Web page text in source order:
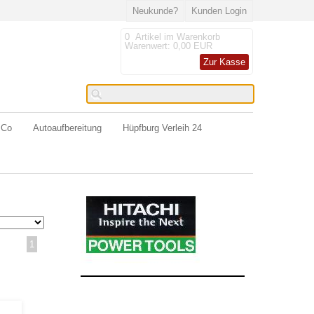
Kunden Login
Neukunde?
0 Artikel im Warenkorb
Warenwert: 0,00 EUR
Zur Kasse
Autoaufbereitung Hüpfburg Verleih 24
1